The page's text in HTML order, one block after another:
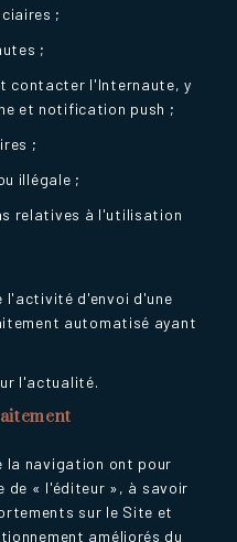
;
;
contacter l'Internaute, y
et notification push ;
;
illégale ;
relatives à l'utilisation
l'activité d'envoi d'une
automatisé ayant
l'actualité.
la navigation ont pour
de « l'éditeur », à savoir
sur le Site et
améliorés du